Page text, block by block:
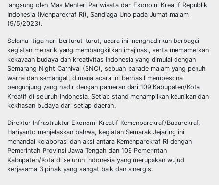
langsung oleh Mas Menteri Pariwisata dan Ekonomi Kreatif Republik
Indonesia (Menparekraf RI), Sandiaga Uno pada Jumat malam
(9/5/2023).
Selama tiga hari berturut-turut, acara ini menghadirkan berbagai
kegiatan menarik yang membangkitkan imajinasi, serta memamerkan
kekayaan budaya dan kreativitas Indonesia yang dimulai dengan
Semarang Night Carnival (SNC), sebuah parade malam yang penuh
warna dan semangat, dimana acara ini berhasil mempesona
pengunjung yang hadir dengan pameran dari 109 Kabupaten/Kota
Kreatif di seluruh Indonesia. Setiap stand menampilkan keunikan dan
kekhasan budaya dari setiap daerah.
Direktur Infrastruktur Ekonomi Kreatif Kemenparekraf/Baparekraf,
Hariyanto menjelaskan bahwa, kegiatan Semarak Jejaring ini
menandai kolaborasi dan aksi antara Kemenparekraf RI dengan
Pemerintah Provinsi Jawa Tengah dan 109 Pemerintah
Kabupaten/Kota di seluruh Indonesia yang merupakan wujud
kerjasama 3 pihak yang sangat baik dan sinergis.